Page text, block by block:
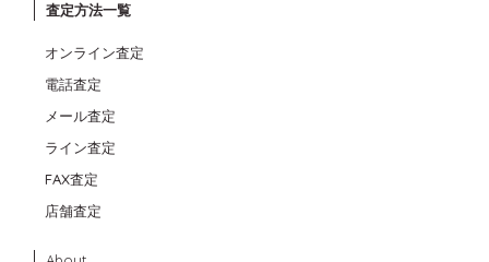
査定方法一覧
オンライン査定
電話査定
メール査定
ライン査定
FAX査定
店舗査定